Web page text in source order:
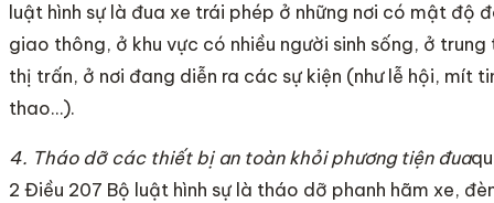
luật hình sự là đua xe trái phép ở những nơi có mật độ
giao thông, ở khu vực có nhiều người sinh sống, ở
thị trấn, ở nơi đang diễn ra các sự kiện (như lễ hội, mít
thao…).
4. Tháo dỡ các thiết bị an toàn khỏi phương tiện đua
2 Điều 207 Bộ luật hình sự là tháo dỡ phanh hãm xe,